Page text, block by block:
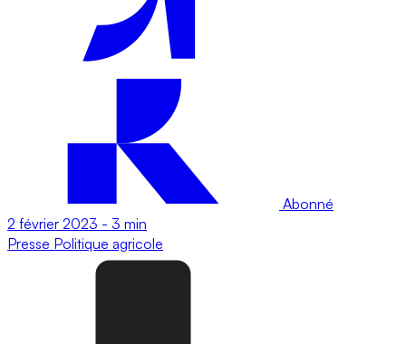
Abonné
2 février 2023 - 3 min
Presse Politique agricole